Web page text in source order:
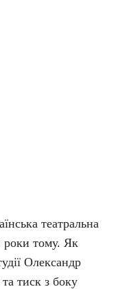
театральна
роки тому. Як
Олександр
тиск з боку